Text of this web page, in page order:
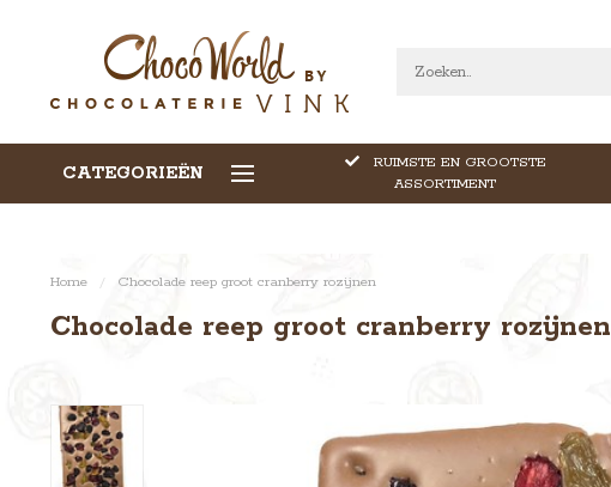
CATEGORIEËN
CALLEBAUT CHOCOLADE
RUIMSTE EN GROOTSTE
ASSORTIMENT
Home / Chocolade reep groot cranberry rozijnen
Chocolade reep groot cranberry rozijnen